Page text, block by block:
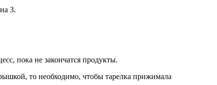
3.
пока не закончатся продукты.
то необходимо, чтобы тарелка прижимала